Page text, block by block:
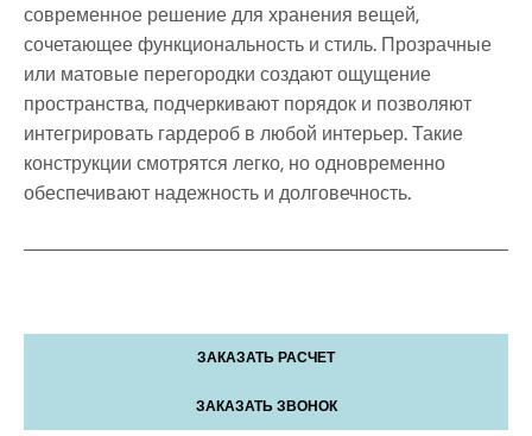
современное решение для хранения вещей,
сочетающее функциональность и стиль. Прозрачные
или матовые перегородки создают ощущение
пространства, подчеркивают порядок и позволяют
интегрировать гардероб в любой интерьер. Такие
конструкции смотрятся легко, но одновременно
обеспечивают надежность и долговечность.
ЗАКАЗАТЬ РАСЧЕТ
ЗАКАЗАТЬ ЗВОНОК